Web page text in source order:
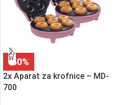
-50%
2x Aparat za krofnice – MD-
700